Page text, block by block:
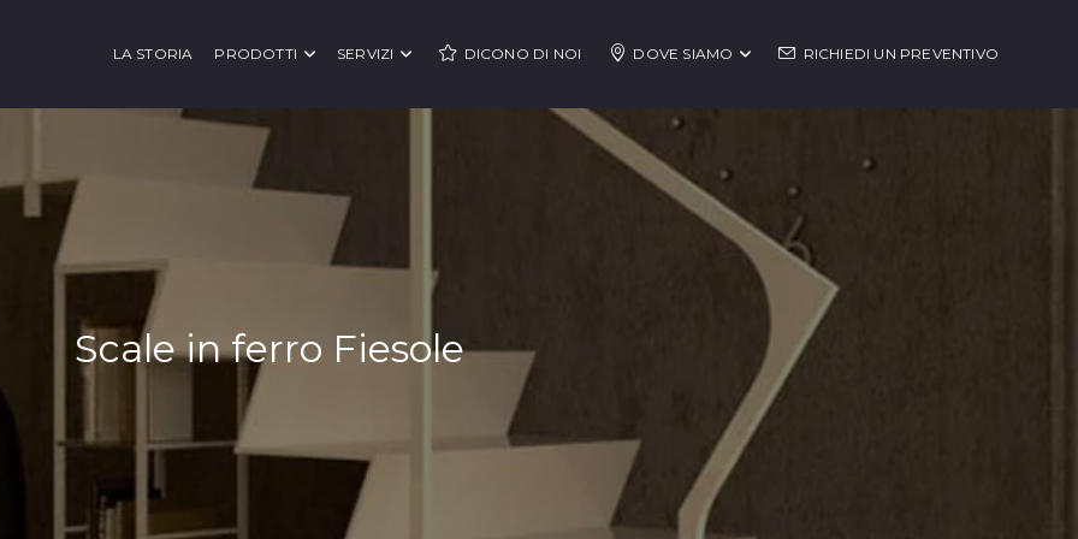
LA STORIA PRODOTTI SERVIZI DICONO DI NOI DOVE SIAMO RICHIEDI UN PREVENTIVO
Scale in ferro Fiesole